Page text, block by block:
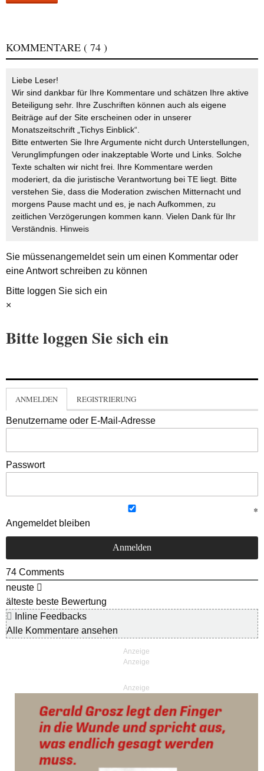
KOMMENTARE ( 74 )
Liebe Leser!
Wir sind dankbar für Ihre Kommentare und schätzen Ihre aktive
Beteiligung sehr. Ihre Zuschriften können auch als eigene
Beiträge auf der Site erscheinen oder in unserer
Monatszeitschrift „Tichys Einblick“.
Bitte entwerten Sie Ihre Argumente nicht durch Unterstellungen,
Verunglimpfungen oder inakzeptable Worte und Links. Solche
Texte schalten wir nicht frei. Ihre Kommentare werden
moderiert, da die juristische Verantwortung bei TE liegt. Bitte
verstehen Sie, dass die Moderation zwischen Mitternacht und
morgens Pause macht und es, je nach Aufkommen, zu
zeitlichen Verzögerungen kommen kann. Vielen Dank für Ihr
Verständnis. Hinweis
Sie müssenangemeldetsein um einen Kommentar oder
eine Antwort schreiben zu können
Bitte loggen Sie sich ein
×
Bitte loggen Sie sich ein
ANMELDEN REGISTRIERUNG
Benutzername oder E-Mail-Adresse
Passwort
Angemeldet bleiben
74 Comments
neuste
älteste beste Bewertung
Inline Feedbacks
Alle Kommentare ansehen
Anzeige